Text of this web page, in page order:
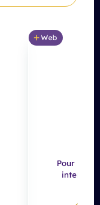
Web
Pour
internes